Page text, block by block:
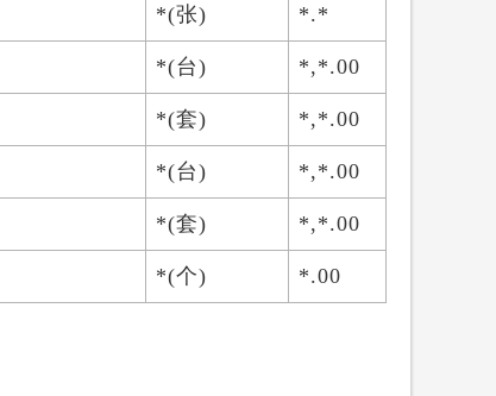
*(张) *.*
*(台) *,*.00
*(套) *,*.00
*(台) *,*.00
*(套) *,*.00
*(个)
*.00